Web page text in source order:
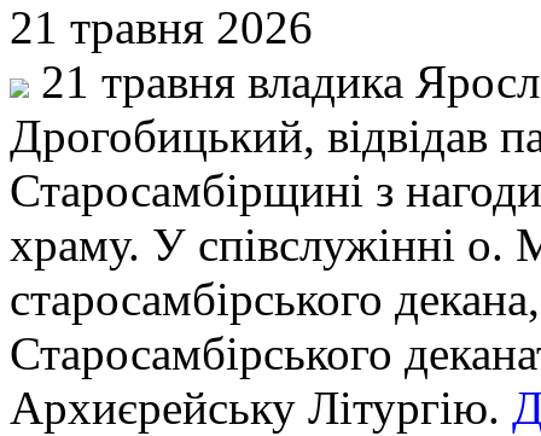
21 травня 2026
21 травня владика
Дрогобицький, відвідав
Старосамбірщині з
храму. У співслужінні
старосамбірського
Старосамбірського
Архиєрейську Літургію.